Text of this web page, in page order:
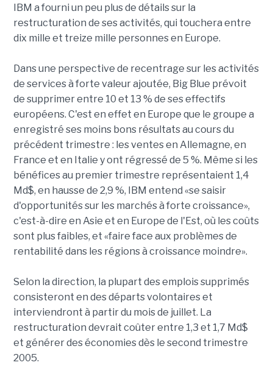
IBM a fourni un peu plus de détails sur la
restructuration de ses activités, qui touchera entre
dix mille et treize mille personnes en Europe.
Dans une perspective de recentrage sur les activités
de services à forte valeur ajoutée, Big Blue prévoit
de supprimer entre 10 et 13 % de ses effectifs
européens. C'est en effet en Europe que le groupe a
enregistré ses moins bons résultats au cours du
précédent trimestre : les ventes en Allemagne, en
France et en Italie y ont régressé de 5 %. Même si les
bénéfices au premier trimestre représentaient 1,4
Md$, en hausse de 2,9 %, IBM entend «se saisir
d'opportunités sur les marchés à forte croissance»,
c'est-à-dire en Asie et en Europe de l'Est, où les coûts
sont plus faibles, et «faire face aux problèmes de
rentabilité dans les régions à croissance moindre».
Selon la direction, la plupart des emplois supprimés
consisteront en des départs volontaires et
interviendront à partir du mois de juillet. La
restructuration devrait coûter entre 1,3 et 1,7 Md$
et générer des économies dès le second trimestre
2005.